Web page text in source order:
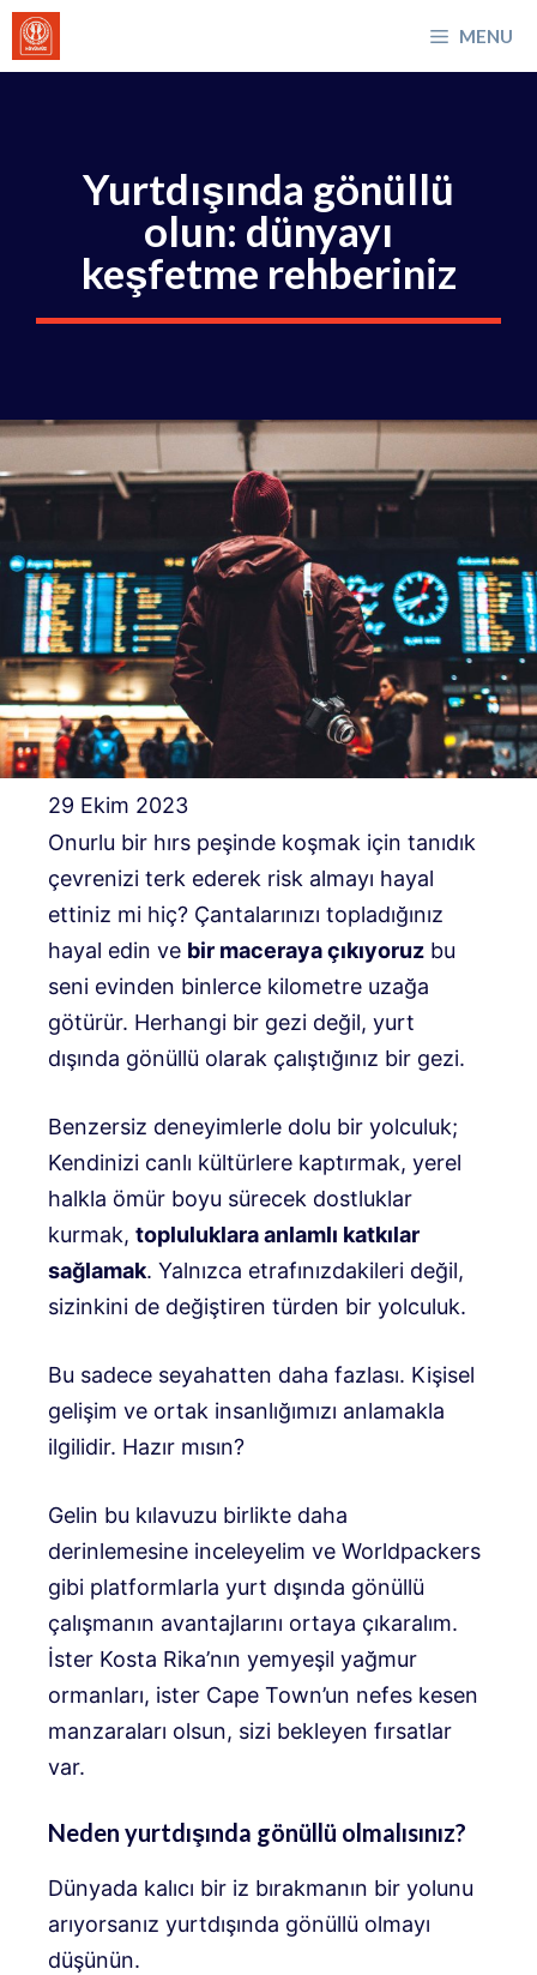
İçeriğe
atla
MENU
Yurtdışında gönüllü
olun: dünyayı
keşfetme rehberiniz
29 Ekim 2023
Onurlu bir hırs peşinde koşmak için tanıdık
çevrenizi terk ederek risk almayı hayal
ettiniz mi hiç? Çantalarınızı topladığınız
hayal edin ve bir maceraya çıkıyoruz bu
seni evinden binlerce kilometre uzağa
götürür. Herhangi bir gezi değil, yurt
dışında gönüllü olarak çalıştığınız bir gezi.
Benzersiz deneyimlerle dolu bir yolculuk;
Kendinizi canlı kültürlere kaptırmak, yerel
halkla ömür boyu sürecek dostluklar
kurmak, topluluklara anlamlı katkılar
sağlamak. Yalnızca etrafınızdakileri değil,
sizinkini de değiştiren türden bir yolculuk.
Bu sadece seyahatten daha fazlası. Kişisel
gelişim ve ortak insanlığımızı anlamakla
ilgilidir. Hazır mısın?
Gelin bu kılavuzu birlikte daha
derinlemesine inceleyelim ve Worldpackers
gibi platformlarla yurt dışında gönüllü
çalışmanın avantajlarını ortaya çıkaralım.
İster Kosta Rika’nın yemyeşil yağmur
ormanları, ister Cape Town’un nefes kesen
manzaraları olsun, sizi bekleyen fırsatlar
var.
Neden yurtdışında gönüllü olmalısınız?
Dünyada kalıcı bir iz bırakmanın bir yolunu
arıyorsanız yurtdışında gönüllü olmayı
düşünün.